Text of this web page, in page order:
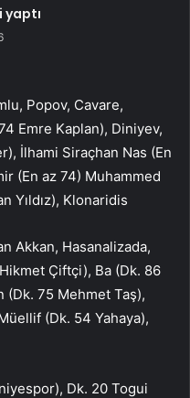
yaptı
Popov, Cavare,
Emre Kaplan), Diniyev,
İlhami Siraçhan Nas (En
(En az 74) Muhammed
Yıldız), Klonaridis
Akkan, Hasanalizada,
Çiftçi), Ba (Dk. 86
(Dk. 75 Mehmet Taş),
(Dk. 54 Yahaya),
Dk. 20 Togui